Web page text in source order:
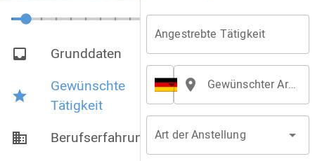
inbox Grunddaten
star
Gewünschte
Tätigkeit
business Berufserfahrung
Angestrebte Tätigkeit
arrow_drop_down place Gewünschter Arbeitsort/Bundesland
Art der Anstellung arrow_drop_down